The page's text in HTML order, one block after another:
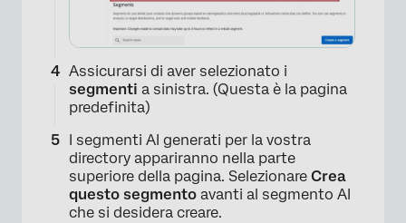
Assicurarsi di aver selezionato i
segmenti a sinistra. (Questa è la pagina
predefinita)
I segmenti AI generati per la vostra
directory appariranno nella parte
superiore della pagina. Selezionare Crea
questo segmento avanti al segmento AI
che si desidera creare.